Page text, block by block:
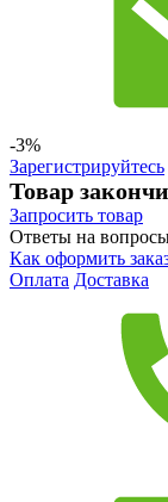
-3%
Зарегистрируйтесь
Товар
Запросить товар
Ответы на
Как оформить
Оплата Доставка